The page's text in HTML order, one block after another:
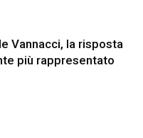
Vannacci, la risposta
più rappresentato